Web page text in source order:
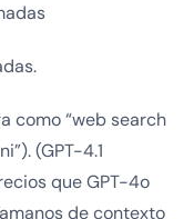
como “web search
(GPT-4.1
que GPT-4o
de contexto